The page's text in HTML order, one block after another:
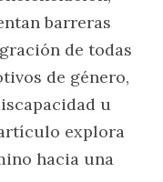
barreras
de todas
de género,
u
explora
hacia una